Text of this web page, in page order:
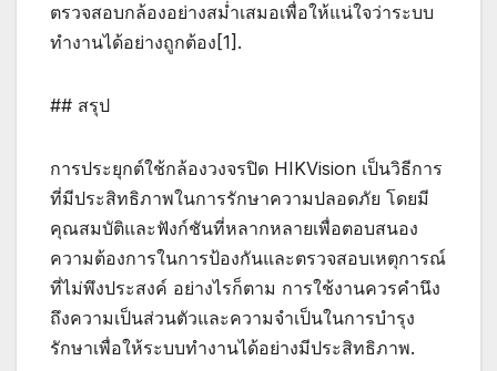
ตรวจสอบกล้องอย่างสม่ำเสมอเพื่อให้แน่ใจว่าระบบ
ทำงานได้อย่างถูกต้อง[1].
## สรุป
การประยุกต์ใช้กล้องวงจรปิด HIKVision เป็นวิธีการ
ที่มีประสิทธิภาพในการรักษาความปลอดภัย โดยมี
คุณสมบัติและฟังก์ชันที่หลากหลายเพื่อตอบสนอง
ความต้องการในการป้องกันและตรวจสอบเหตุการณ์
ที่ไม่พึงประสงค์ อย่างไรก็ตาม การใช้งานควรคำนึง
ถึงความเป็นส่วนตัวและความจำเป็นในการบำรุง
รักษาเพื่อให้ระบบทำงานได้อย่างมีประสิทธิภาพ.